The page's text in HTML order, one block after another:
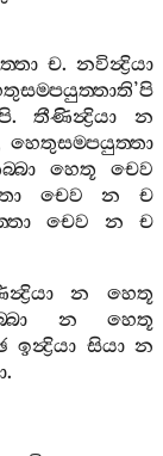
ච.නවින්‍ද්‍රියා
’පි
.තීණින්‍ද්‍රියා
න
හෙතුසම‍්පයුත‍්තා
හෙතූ
චෙව
චෙව න
ච
චෙව න
ච
න
හෙතූ
න
හෙතූ
ඉන්‍ද්‍රියා සියා න
.